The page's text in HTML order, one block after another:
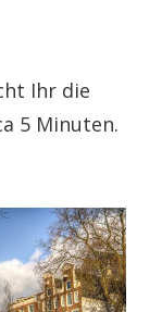
Ihr die
5 Minuten.